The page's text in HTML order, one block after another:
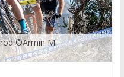
©Armin M.